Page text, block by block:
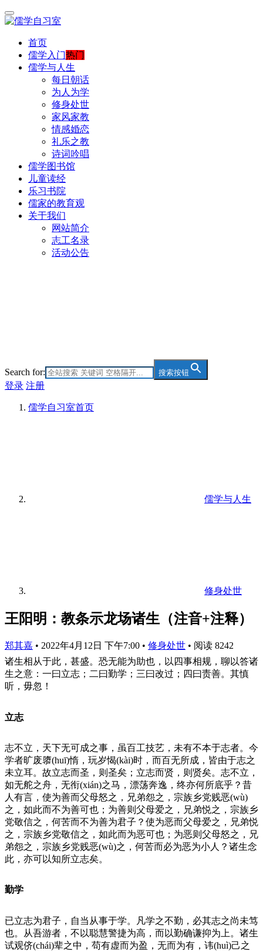
首页
儒学入门热门
儒学与人生
每日朝话
为人为学
修身处世
家风家教
情感婚恋
礼乐之教
诗词吟唱
儒学图书馆
儿童读经
乐习书院
儒家的教育观
关于我们
网站简介
志工名录
活动公告
Search for: 搜索按钮
登录 注册
儒学自习室首页
儒学与人生
修身处世
王阳明：教条示龙场诸生（注音+注释）
郑其嘉 • 2022年4月12日 下午7:00 • 修身处世 • 阅读 8242
诸生相从于此，甚盛。恐无能为助也，以四事相规，聊以答诸
生之意：一曰立志；二曰勤学；三曰改过；四曰责善。其慎
听，毋忽！
立志
志不立，天下无可成之事，虽百工技艺，未有不本于志者。今
学者旷废隳(huī)惰，玩岁愒(kài)时，而百无所成，皆由于志之
未立耳。故立志而圣，则圣矣；立志而贤，则贤矣。志不立，
如无舵之舟，无衔(xián)之马，漂荡奔逸，终亦何所底乎？昔
人有言，使为善而父母怒之，兄弟怨之，宗族乡党贱恶(wù)
之，如此而不为善可也；为善则父母爱之，兄弟悦之，宗族乡
党敬信之，何苦而不为善为君子？使为恶而父母爱之，兄弟悦
之，宗族乡党敬信之，如此而为恶可也；为恶则父母怒之，兄
弟怨之，宗族乡党贱恶(wù)之，何苦而必为恶为小人？诸生念
此，亦可以知所立志矣。
勤学
已立志为君子，自当从事于学。凡学之不勤，必其志之尚未笃
也。从吾游者，不以聪慧警捷为高，而以勤确谦抑为上。诸生
试观侪(chái)辈之中，苟有虚而为盈，无而为有，讳(huì)己之